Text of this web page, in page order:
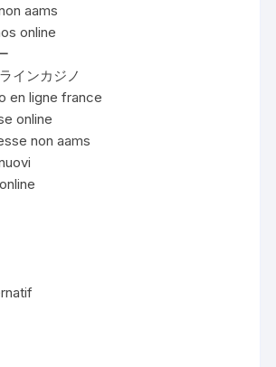
aams
online
インカジノ
en ligne france
online
non aams